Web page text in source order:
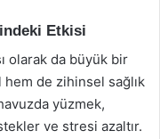
Etkisi
olarak da büyük bir
de zihinsel sağlık
yüzmek,
ve stresi azaltır.